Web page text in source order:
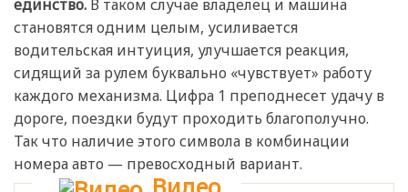
единство. В таком случае владелец и машина
становятся одним целым, усиливается
водительская интуиция, улучшается реакция,
сидящий за рулем буквально «чувствует» работу
каждого механизма. Цифра 1 преподнесет удачу в
дороге, поездки будут проходить благополучно.
Так что наличие этого символа в комбинации
номера авто — превосходный вариант.